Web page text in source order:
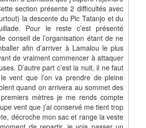
section présente 2 difficultés avec
la descente du Pic Tatanjo et du
Pour le reste c’est présenté
conseil de l’organisation étant de ne
afin d’arriver à Lamalou le plus
de vraiment commencer à attaquer
D’autre part c’est la nuit, il ne faut
vent que l’on va prendre de pleine
quand on arrivera au sommet des
mètres je me rends compte
vent que j’ai conservé me tient trop
décroche mon sac et range la veste